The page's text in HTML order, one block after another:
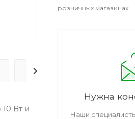
ДОСТАВКА
Вт и
розничных магазинах
Нужна
Наши